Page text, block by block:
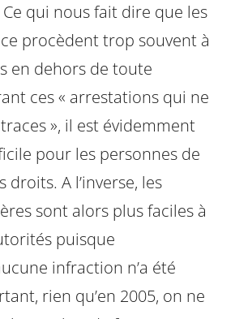
qui nous fait dire que les
procèdent trop souvent à
en dehors de toute
ces « arrestations qui ne
», il est évidemment
pour les personnes de
A l’inverse, les
sont alors plus faciles à
puisque
infraction n’a été
rien qu’en 2005, on ne